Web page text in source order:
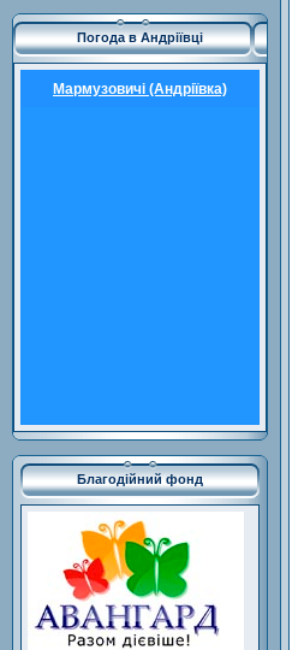
Погода в Андріївці
Мармузовичі (Андріївка)
Благодійний фонд